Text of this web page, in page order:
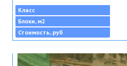
Класс
Блоки, м2
Стоимость, руб